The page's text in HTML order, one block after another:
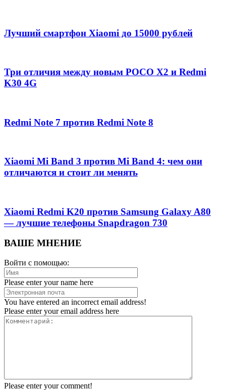
Лучший смартфон Xiaomi до 15000 рублей
Три отличия между новым POCO X2 и Redmi
K30 4G
Redmi Note 7 против Redmi Note 8
Xiaomi Mi Band 3 против Mi Band 4: чем они
отличаются и стоит ли менять
Xiaomi Redmi K20 против Samsung Galaxy A80
— лучшие телефоны Snapdragon 730
ВАШЕ МНЕНИЕ
Войти с помощью:
Please enter your name here
You have entered an incorrect email address!
Please enter your email address here
Please enter your comment!